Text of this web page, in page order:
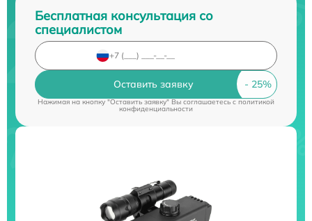
Бесплатная консультация со
специалистом
Оставить заявку
Нажимая на кнопку "Оставить заявку" Вы соглашаетесь cполитикой
конфиденциальности